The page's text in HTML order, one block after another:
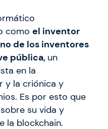
como el inventor
de los inventores
pública, un
en la
y la criónica y
Es por esto que
su vida y
la blockchain.